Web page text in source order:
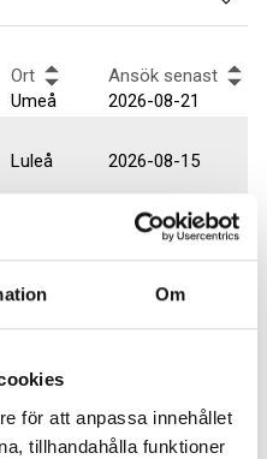
Om
för att anpassa innehållet
tillhandahålla funktioner
Ort Ansök senast
Umeå 2026-08-21
Luleå 2026-08-15
2026-08-15
Stockholm
Flera orter 2026-08-30